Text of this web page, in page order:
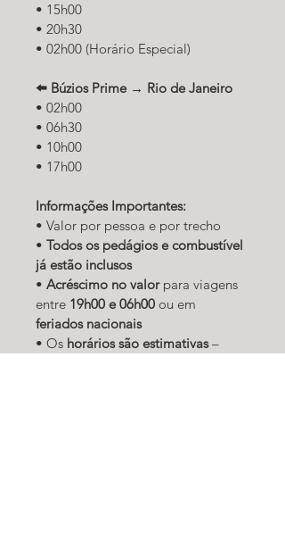
• 15h00
• 20h30
• 02h00 (Horário Especial)
⬅️ Búzios Prime → Rio de Janeiro
• 02h00
• 06h30
• 10h00
• 17h00
Informações Importantes:
• Valor por pessoa e por trecho
• Todos os pedágios e combustível
já estão inclusos
• Acréscimo no valor para viagens
entre 19h00 e 06h00 ou em
feriados nacionais
• Os horários são estimativas –